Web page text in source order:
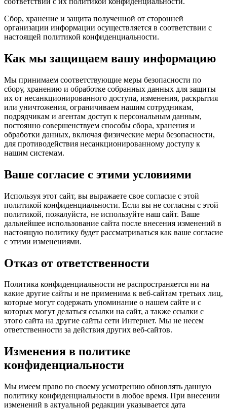
Сбор, хранение и защита полученной от сторонней
организации информации осуществляется в соответствии с
настоящей политикой конфиденциальности.
Как мы защищаем вашу информацию
Мы принимаем соответствующие меры безопасности по
сбору, хранению и обработке собранных данных для защиты
их от несанкционированного доступа, изменения, раскрытия
или уничтожения, ограничиваем нашим сотрудникам,
подрядчикам и агентам доступ к персональным данным,
постоянно совершенствуем способы сбора, хранения и
обработки данных, включая физические меры безопасности,
для противодействия несанкционированному доступу к
нашим системам.
Ваше согласие с этими условиями
Используя этот сайт, вы выражаете свое согласие с этой
политикой конфиденциальности. Если вы не согласны с этой
политикой, пожалуйста, не используйте наш сайт. Ваше
дальнейшее использование сайта после внесения изменений в
настоящую политику будет рассматриваться как ваше согласие
с этими изменениями.
Отказ от ответственности
Политика конфиденциальности не распространяется ни на
какие другие сайты и не применима к веб-сайтам третьих лиц,
которые могут содержать упоминание о нашем сайте и с
которых могут делаться ссылки на сайт, а также ссылки с
этого сайта на другие сайты сети Интернет. Мы не несем
ответственности за действия других веб-сайтов.
Изменения в политике
конфиденциальности
Мы имеем право по своему усмотрению обновлять данную
политику конфиденциальности в любое время. При внесении
изменений в актуальной редакции указывается дата